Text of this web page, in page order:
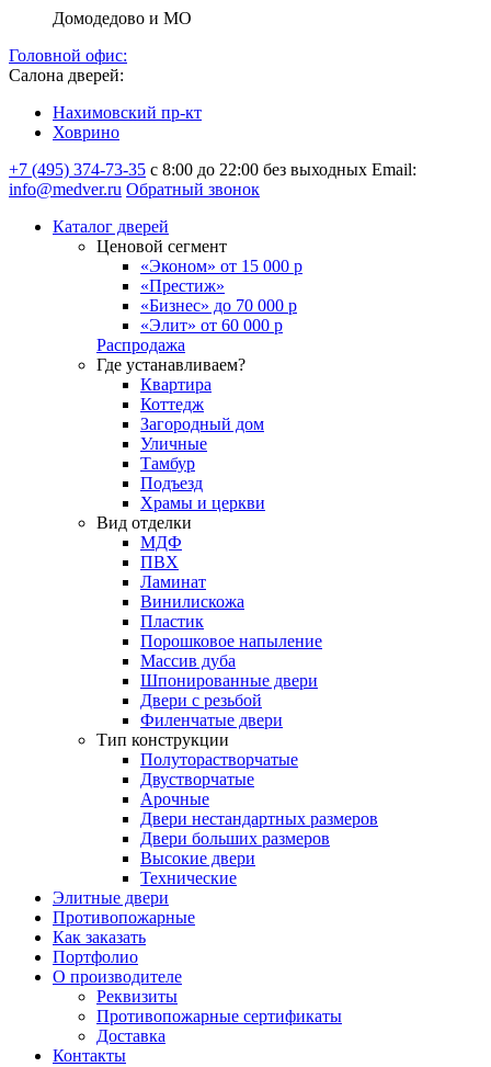
Домодедово и МО
Головной офис:
Салона дверей:
Нахимовский пр-кт
Ховрино
+7 (495) 374-73-35 с 8:00 до 22:00 без выходных Email:
info@medver.ru Обратный звонок
Каталог дверей
Ценовой сегмент
«Эконом» от 15 000 р
«Престиж»
«Бизнес» до 70 000 р
«Элит» от 60 000 р
Распродажа
Где устанавливаем?
Квартира
Коттедж
Загородный дом
Уличные
Тамбур
Подъезд
Храмы и церкви
Вид отделки
МДФ
ПВХ
Ламинат
Винилискожа
Пластик
Порошковое напыление
Массив дуба
Шпонированные двери
Двери с резьбой
Филенчатые двери
Тип конструкции
Полуторастворчатые
Двустворчатые
Арочные
Двери нестандартных размеров
Двери больших размеров
Высокие двери
Технические
Элитные двери
Противопожарные
Как заказать
Портфолио
О производителе
Реквизиты
Противопожарные сертификаты
Доставка
Контакты